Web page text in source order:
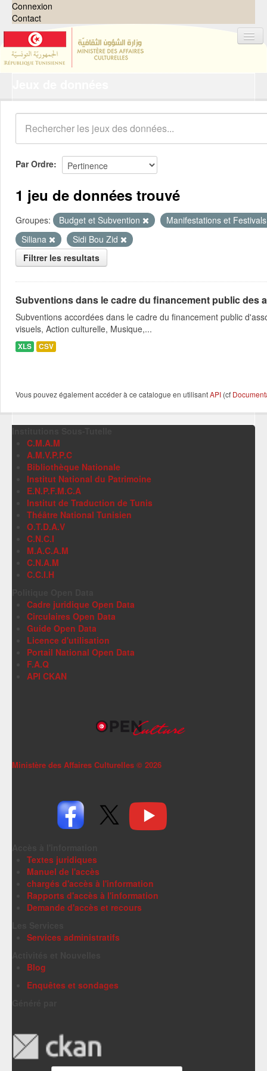
Connexion
Contact
Organisations
Groupes
Demandes 0
À propos
Par Ordre
1 jeu de données trouvé
Groupes: Budget et Subvention
Manifestations et
Siliana
Sidi Bou Zid
Filtrer les resultats
Subventions dans le cadre du financement public des
Subventions accordées dans le cadre du financement public
visuels, Action culturelle, Musique,...
XLS CSV
Vous pouvez également accéder à ce catalogue en utilisantAPI (cf
C.M.A.M
A.M.V.P.P.C
Bibliothèque Nationale
Institut National du Patrimoine
E.N.P.F.M.C.A
Institut de Traduction de Tunis
Théâtre National Tunisien
O.T.D.A.V
C.N.C.I
M.A.C.A.M
C.N.A.M
C.C.I.H
Cadre juridique Open Data
Circulaires Open Data
Guide Open Data
Licence d'utilisation
Portail National Open Data
F.A.Q
API CKAN
Ministère des Affaires Culturelles © 2026
Textes juridiques
Manuel de l'accès
chargés d'accès à l'information
Rapports d'accès à l'information
Demande d'accès et recours
Services administratifs
Blog
Enquêtes et sondages